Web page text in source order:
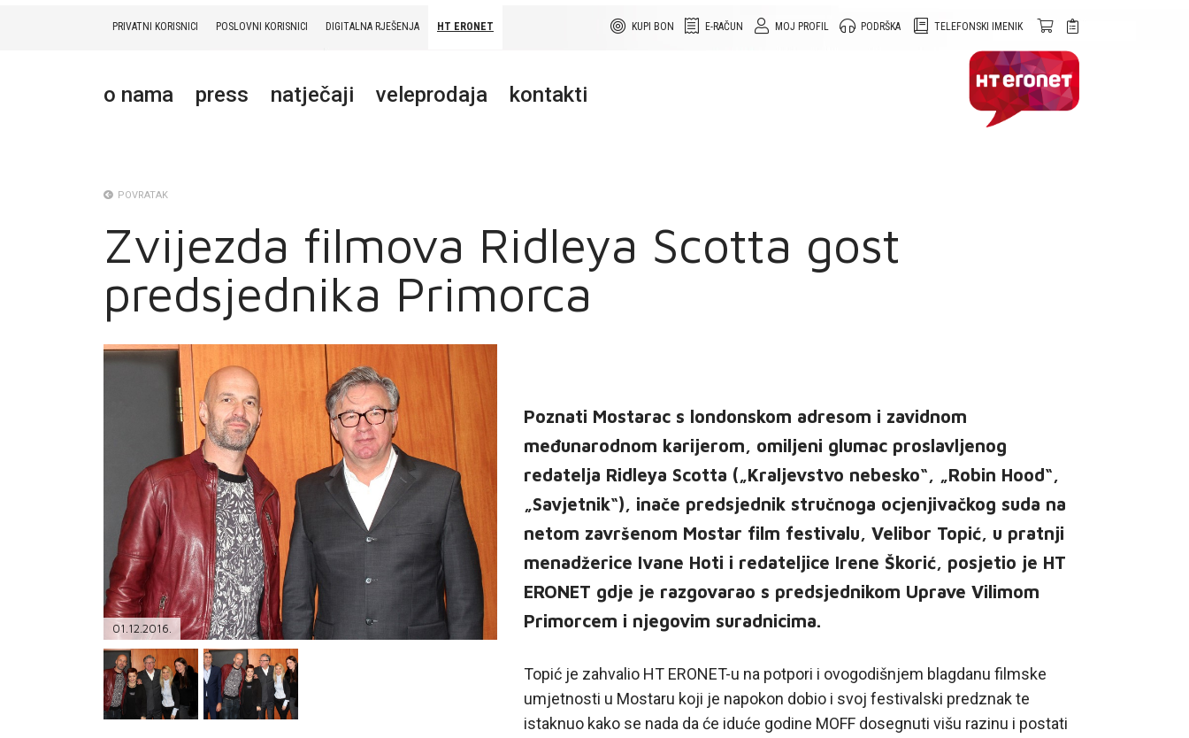
TELEFONSKI IMENIK
PODRŠKA
MOJ PROFIL
E-RAČUN
KUPI BON
PRIVATNI KORISNICI POSLOVNI KORISNICI DIGITALNA RJEŠENJA HT ERONET
o nama press natječaji veleprodaja kontakti
MOJ PROFIL
POVRATAK
Zvijezda filmova Ridleya Scotta gost
predsjednika Primorca
01.12.2016.
Poznati Mostarac s londonskom adresom i zavidnom
međunarodnom karijerom, omiljeni glumac proslavljenog
redatelja Ridleya Scotta („Kraljevstvo nebesko“, „Robin Hood“,
„Savjetnik“), inače predsjednik stručnoga ocjenjivačkog suda na
netom završenom Mostar film festivalu, Velibor Topić, u pratnji
menadžerice Ivane Hoti i redateljice Irene Škorić, posjetio je HT
ERONET gdje je razgovarao s predsjednikom Uprave Vilimom
Primorcem i njegovim suradnicima.
Topić je zahvalio HT ERONET-u na potpori i ovogodišnjem blagdanu filmske
umjetnosti u Mostaru koji je napokon dobio i svoj festivalski predznak te
istaknuo kako se nada da će iduće godine MOFF dosegnuti višu razinu i postati